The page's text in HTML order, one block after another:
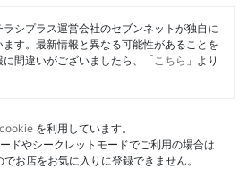
シプラス運営会社のセブンネットが独自に
す。最新情報と異なる可能性があることを
間違いがございましたら、「 こちら 」より
cookie を利用しています。
ドやシークレットモードでご利用の場合は
お店をお気に入りに登録できません。